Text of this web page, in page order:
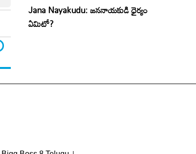
Jana Nayakudu: జననాయకుడి ధైర్యం
ఏమిటో?